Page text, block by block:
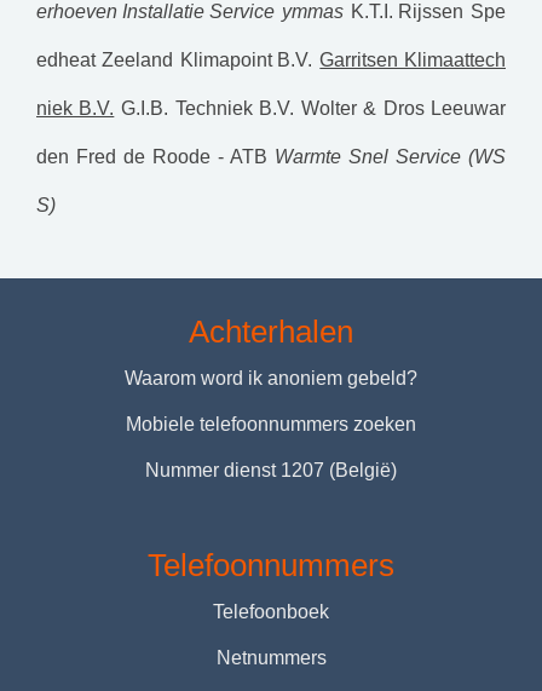
erhoeven Installatie Service ymmas K.T.I. Rijssen Spe
edheat Zeeland Klimapoint B.V. Garritsen Klimaattech
niek B.V. G.I.B. Techniek B.V. Wolter & Dros Leeuwar
den Fred de Roode - ATB Warmte Snel Service (WS
S)
Achterhalen
Waarom word ik anoniem gebeld?
Mobiele telefoonnummers zoeken
Nummer dienst 1207 (België)
Telefoonnummers
Telefoonboek
Netnummers